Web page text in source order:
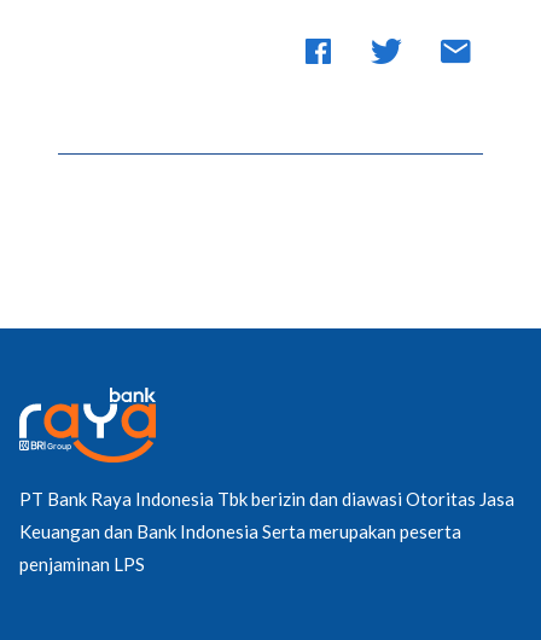
PT Bank Raya Indonesia Tbk berizin dan diawasi Otoritas Jasa
Keuangan dan Bank Indonesia Serta merupakan peserta
penjaminan LPS